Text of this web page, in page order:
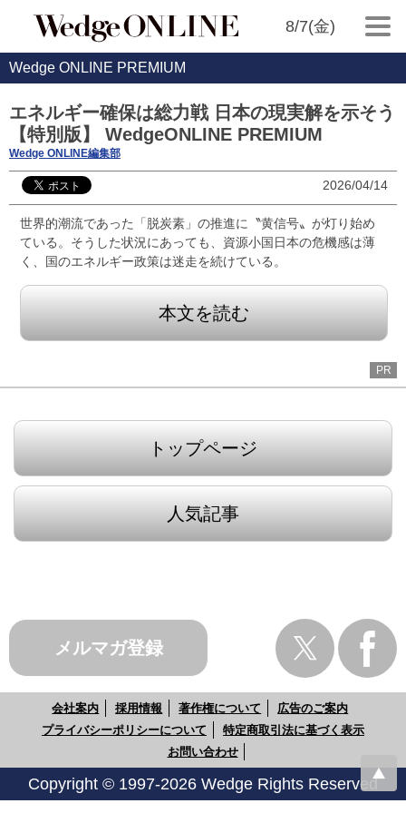
8/7(金)
Wedge ONLINE PREMIUM
エネルギー確保は総力戦 日本の現実解を示そう
【特別版】 WedgeONLINE PREMIUM
Wedge ONLINE編集部
2026/04/14
世界的潮流であった「脱炭素」の推進に〝黄信号〟が灯り始め
ている。そうした状況にあっても、資源小国日本の危機感は薄
く、国のエネルギー政策は迷走を続けている。
本文を読む
PR
トップページ
人気記事
メルマガ登録
会社案内 採用情報 著作権について
広告のご案内
プライバシーポリシーについて
特定商取引法に基づく表示
お問い合わせ
Copyright © 1997-2026 Wedge Rights Reserved